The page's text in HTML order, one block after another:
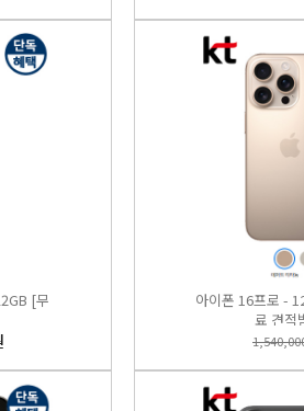
갤럭시Z 플립7 256GB/512GB 비밀특가폰 KT
[무
아이폰 16프로 -
료 견적